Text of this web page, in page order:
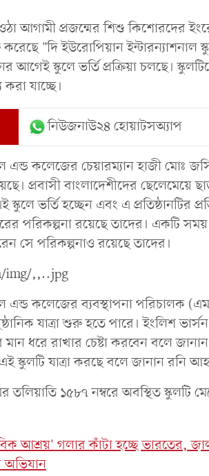
আগামী প্রজন্মের শিশু কিশোরদের
করেছে "দি ইউরোপিয়ান
আগেই স্কুলে ভর্তি প্রক্রিয়া চলছে।
যাচ্ছে।
নিউজনাউ২৪ হোয়াটসঅ্যাপ
এন্ড কলেজের চেয়ারম্যান হাজী মোঃ
প্রবাসী বাংলাদেশীদের ছেলেমেয়ে
স্কুলে ভর্তি হচ্ছেন এবং এ প্রতিষ্ঠানটির
পরিকল্পনা রয়েছে তাদের। একটি সময়
সে পরিকল্পনাও রয়েছে তাদের।
img/,,..jpg
এন্ড কলেজের ব্যবস্থাপনা পরিচালক
যাত্রা শুরু হতে পারে। ইংলিশ
ধরে রাখার চেষ্টা করবেন বলে
স্কুলটি যাত্রা করছে বলে জানান রনি
১৫৮৭ নম্বরে অবস্থিত স্কুলটি
আশ্রয়' গলার কাঁটা হচ্ছে ভারতের,
অভিযান